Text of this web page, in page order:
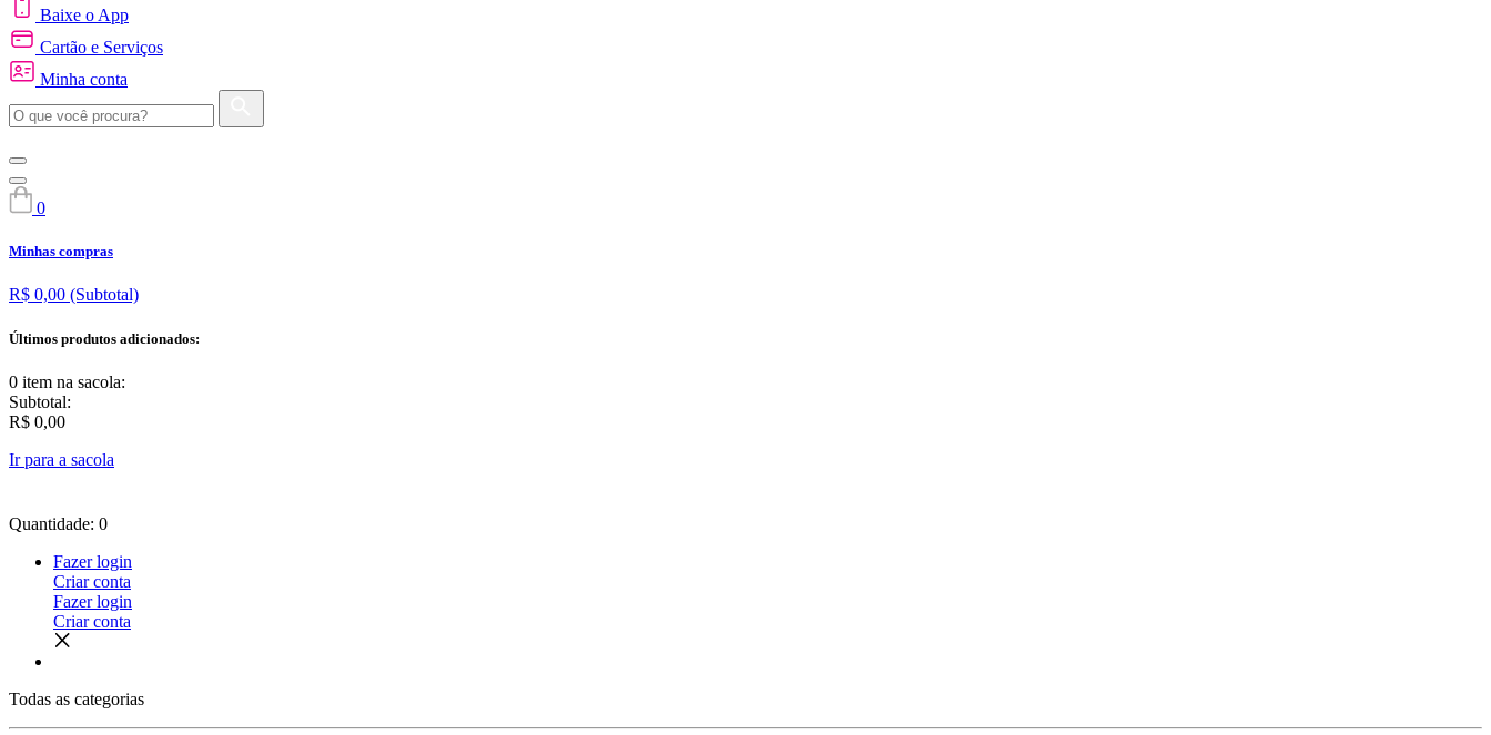
Baixe o App
Cartão e Serviços
Minha conta
0
Minhas compras
R$ 0,00 (Subtotal)
Últimos produtos adicionados:
0 item na sacola:
Subtotal:
R$ 0,00
Ir para a sacola
Quantidade: 0
Fazer login
Criar conta
Fazer login
Criar conta
Todas as categorias